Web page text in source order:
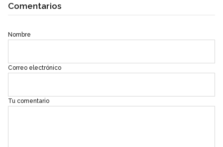
Comentarios
Nombre
Correo electrónico
Tu comentario